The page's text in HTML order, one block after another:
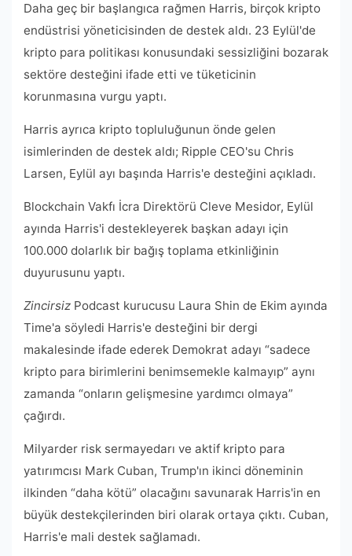
Daha geç bir başlangıca rağmen Harris, birçok kripto
endüstrisi yöneticisinden de destek aldı. 23 Eylül'de
kripto para politikası konusundaki sessizliğini bozarak
sektöre desteğini ifade etti ve tüketicinin
korunmasına vurgu yaptı.
Harris ayrıca kripto topluluğunun önde gelen
isimlerinden de destek aldı; Ripple CEO'su Chris
Larsen, Eylül ayı başında Harris'e desteğini açıkladı.
Blockchain Vakfı İcra Direktörü Cleve Mesidor, Eylül
ayında Harris'i destekleyerek başkan adayı için
100.000 dolarlık bir bağış toplama etkinliğinin
duyurusunu yaptı.
Zincirsiz Podcast kurucusu Laura Shin de Ekim ayında
Time'a söyledi Harris'e desteğini bir dergi
makalesinde ifade ederek Demokrat adayı “sadece
kripto para birimlerini benimsemekle kalmayıp” aynı
zamanda “onların gelişmesine yardımcı olmaya”
çağırdı.
Milyarder risk sermayedarı ve aktif kripto para
yatırımcısı Mark Cuban, Trump'ın ikinci döneminin
ilkinden “daha kötü” olacağını savunarak Harris'in en
büyük destekçilerinden biri olarak ortaya çıktı. Cuban,
Harris'e mali destek sağlamadı.